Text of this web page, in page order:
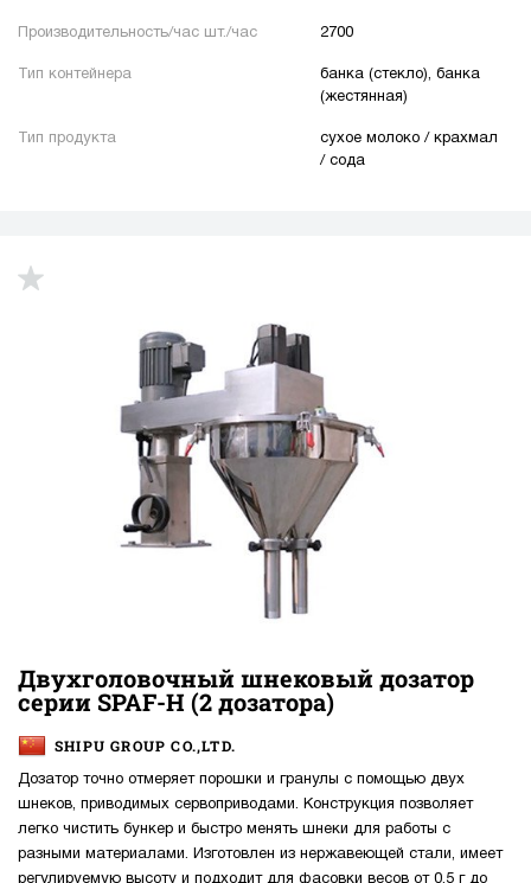
Производительность/час шт./час 2700
Тип контейнера
банка (стекло), банка
(жестянная)
Тип продукта
сухое молоко / крахмал
/ сода
Двухголовочный шнековый дозатор
серии SPAF-H (2 дозатора)
SHIPU GROUP CO.,LTD.
Дозатор точно отмеряет порошки и гранулы с помощью двух
шнеков, приводимых сервоприводами. Конструкция позволяет
легко чистить бункер и быстро менять шнеки для работы с
разными материалами. Изготовлен из нержавеющей стали, имеет
регулируемую высоту и подходит для фасовки весов от 0,5 г до